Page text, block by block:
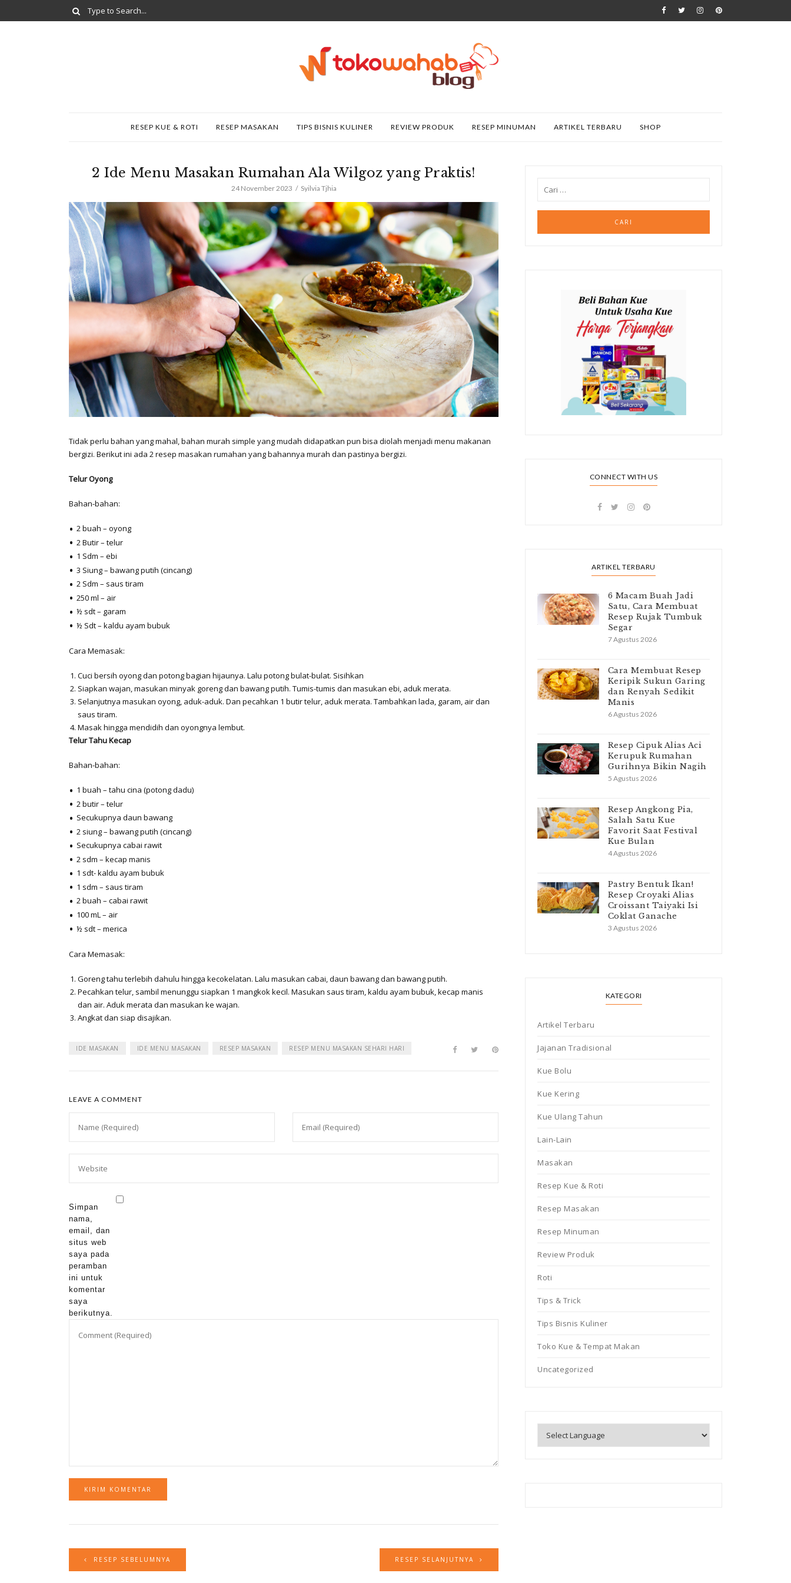
RESEP KUE & ROTI RESEP MASAKAN TIPS BISNIS KULINER REVIEW PRODUK RESEP MINUMAN ARTIKEL TERBARU SHOP
2 Ide Menu Masakan Rumahan Ala Wilgoz yang Praktis!
24 November 2023 Syilvia Tjhia
Tidak perlu bahan yang mahal, bahan murah simple yang mudah didapatkan pun bisa diolah menjadi menu makanan
bergizi. Berikut ini ada 2 resep masakan rumahan yang bahannya murah dan pastinya bergizi.
Telur Oyong
Bahan-bahan:
2 buah – oyong
2 Butir – telur
1 Sdm – ebi
3 Siung – bawang putih (cincang)
2 Sdm – saus tiram
250 ml – air
½ sdt – garam
½ Sdt – kaldu ayam bubuk
Cara Memasak:
Cuci bersih oyong dan potong bagian hijaunya. Lalu potong bulat-bulat. Sisihkan
Siapkan wajan, masukan minyak goreng dan bawang putih. Tumis-tumis dan masukan ebi, aduk merata.
Selanjutnya masukan oyong, aduk-aduk. Dan pecahkan 1 butir telur, aduk merata. Tambahkan lada, garam, air dan
saus tiram.
Masak hingga mendidih dan oyongnya lembut.
Telur Tahu Kecap
Bahan-bahan:
1 buah – tahu cina (potong dadu)
2 butir – telur
Secukupnya daun bawang
2 siung – bawang putih (cincang)
Secukupnya cabai rawit
2 sdm – kecap manis
1 sdt- kaldu ayam bubuk
1 sdm – saus tiram
2 buah – cabai rawit
100 mL – air
½ sdt – merica
Cara Memasak:
Goreng tahu terlebih dahulu hingga kecokelatan. Lalu masukan cabai, daun bawang dan bawang putih.
Pecahkan telur, sambil menunggu siapkan 1 mangkok kecil. Masukan saus tiram, kaldu ayam bubuk, kecap manis
dan air. Aduk merata dan masukan ke wajan.
Angkat dan siap disajikan.
IDE MASAKAN IDE MENU MASAKAN RESEP MASAKAN RESEP MENU MASAKAN SEHARI HARI
LEAVE A COMMENT
Simpan
nama,
email, dan
situs web
saya pada
peramban
ini untuk
komentar
saya
berikutnya.
RESEP SEBELUMNYA RESEP SELANJUTNYA
CONNECT WITH US
ARTIKEL TERBARU
6 Macam Buah Jadi
Satu, Cara Membuat
Resep Rujak Tumbuk
Segar
7 Agustus 2026
Cara Membuat Resep
Keripik Sukun Garing
dan Renyah Sedikit
Manis
6 Agustus 2026
Resep Cipuk Alias Aci
Kerupuk Rumahan
Gurihnya Bikin Nagih
5 Agustus 2026
Resep Angkong Pia,
Salah Satu Kue
Favorit Saat Festival
Kue Bulan
4 Agustus 2026
Pastry Bentuk Ikan!
Resep Croyaki Alias
Croissant Taiyaki Isi
Coklat Ganache
3 Agustus 2026
KATEGORI
Artikel Terbaru
Jajanan Tradisional
Kue Bolu
Kue Kering
Kue Ulang Tahun
Lain-Lain
Masakan
Resep Kue & Roti
Resep Masakan
Resep Minuman
Review Produk
Roti
Tips & Trick
Tips Bisnis Kuliner
Toko Kue & Tempat Makan
Uncategorized